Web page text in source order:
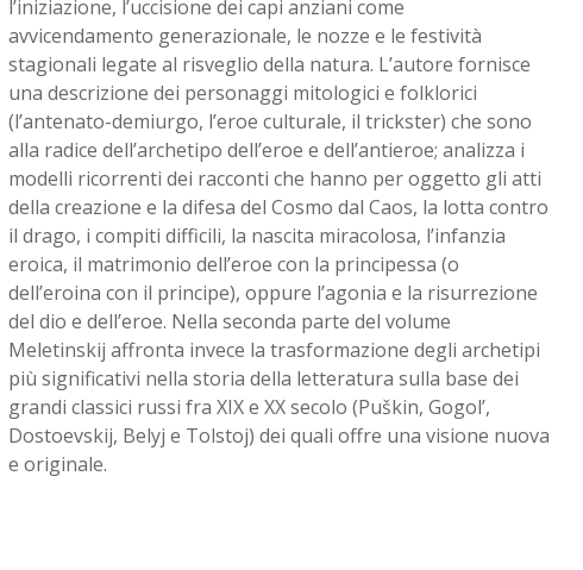
l’iniziazione, l’uccisione dei capi anziani come
avvicendamento generazionale, le nozze e le festività
stagionali legate al risveglio della natura. L’autore fornisce
una descrizione dei personaggi mitologici e folklorici
(l’antenato-demiurgo, l’eroe culturale, il trickster) che sono
alla radice dell’archetipo dell’eroe e dell’antieroe; analizza i
modelli ricorrenti dei racconti che hanno per oggetto gli atti
della creazione e la difesa del Cosmo dal Caos, la lotta contro
il drago, i compiti difficili, la nascita miracolosa, l’infanzia
eroica, il matrimonio dell’eroe con la principessa (o
dell’eroina con il principe), oppure l’agonia e la risurrezione
del dio e dell’eroe. Nella seconda parte del volume
Meletinskij affronta invece la trasformazione degli archetipi
più significativi nella storia della letteratura sulla base dei
grandi classici russi fra XIX e XX secolo (Puškin, Gogol’,
Dostoevskij, Belyj e Tolstoj) dei quali offre una visione nuova
e originale.